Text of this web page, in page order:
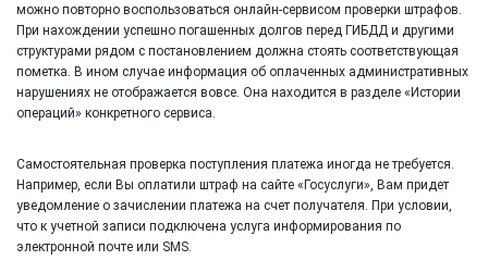
можно повторно воспользоваться онлайн-сервисом проверки штрафов.
При нахождении успешно погашенных долгов перед ГИБДД и другими
структурами рядом с постановлением должна стоять соответствующая
пометка. В ином случае информация об оплаченных административных
нарушениях не отображается вовсе. Она находится в разделе «Истории
операций» конкретного сервиса.
Самостоятельная проверка поступления платежа иногда не требуется.
Например, если Вы оплатили штраф на сайте «Госуслуги», Вам придет
уведомление о зачислении платежа на счет получателя. При условии,
что к учетной записи подключена услуга информирования по
электронной почте или SMS.